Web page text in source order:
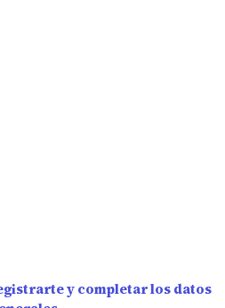
y completar los datos